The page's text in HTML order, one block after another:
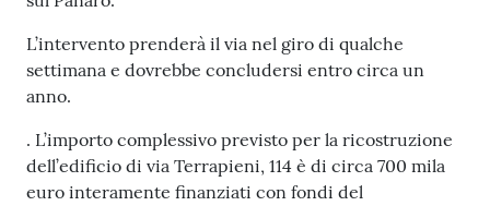
l
i
c
i
n
i
L’intervento prenderà il via nel giro di qualche
settimana e dovrebbe concludersi entro circa un
anno.
. L’importo complessivo previsto per la ricostruzione
dell’edificio di via Terrapieni, 114 è di circa 700 mila
euro interamente finanziati con fondi del